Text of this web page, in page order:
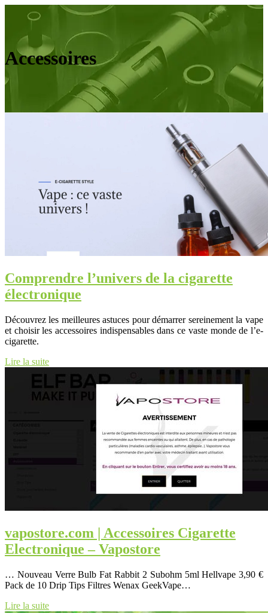
Accessoires
Comprendre l’univers de la cigarette
électronique
Découvrez les meilleures astuces pour démarrer sereinement la vape
et choisir les accessoires indispensables dans ce vaste monde de l’e-
cigarette.
Lire la suite
vapostore.com | Accessoires Cigarette
Electronique – Vapostore
… Nouveau Verre Bulb Fat Rabbit 2 Subohm 5ml Hellvape 3,90 €
Pack de 10 Drip Tips Filtres Wenax GeekVape…
Lire la suite